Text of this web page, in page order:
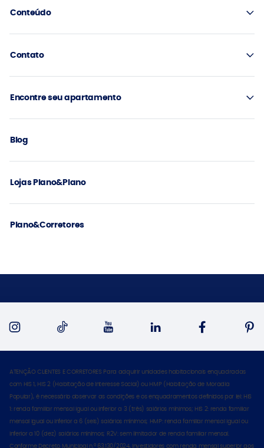
Conteúdo
Contato
Encontre seu apartamento
Blog
Lojas Plano&Plano
Plano&Corretores
ATENÇÃO CLIENTES E CORRETORES Para adquirir unidades habitacionais enquadradas
com HIS 1, HIS 2 (Habitação de Interesse Social) ou HMP (Habitação de Moradia
Popular), é necessário observar as condições e os enquadramentos definidos por lei: HIS
1: renda familiar mensal igual ou inferior a 3 (três) salários mínimos; HIS 2: renda familiar
mensal igual ou inferior a 6 (seis) salários mínimos; HMP: renda familiar mensal igual ou
inferior a 10 (dez) salários mínimos; R2V: sem limitador de renda familiar mensal.